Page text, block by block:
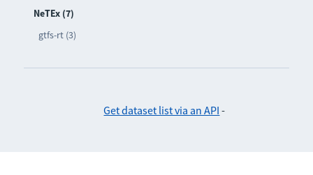
NeTEx (7)
gtfs-rt (3)
Get dataset list via an API -